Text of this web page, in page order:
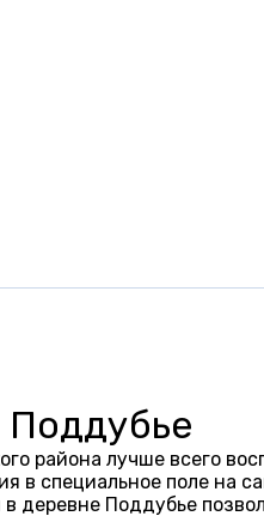
Поддубье
района лучше всего
в специальное поле на
деревне Поддубье